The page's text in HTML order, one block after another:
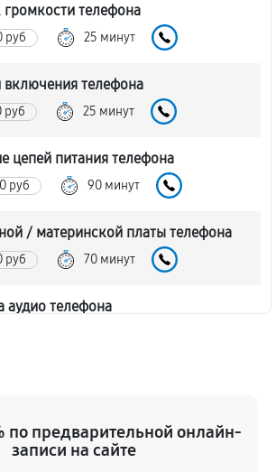
телефона
руб 25 минут
телефона
руб 25 минут
цепей питания телефона
руб 90 минут
/ материнской платы телефона
руб 70 минут
телефона
матрицы телефона
по предварительной онлайн-
записи на сайте